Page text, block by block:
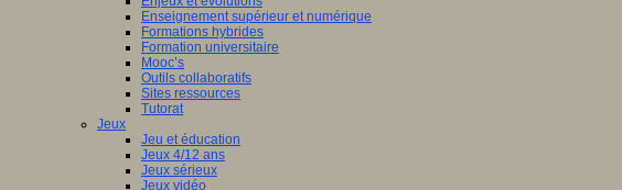
Enseignement supérieur et numérique
Formations hybrides
Formation universitaire
Mooc’s
Outils collaboratifs
Sites ressources
Tutorat
Jeux
Jeu et éducation
Jeux 4/12 ans
Jeux sérieux
Jeux vidéo